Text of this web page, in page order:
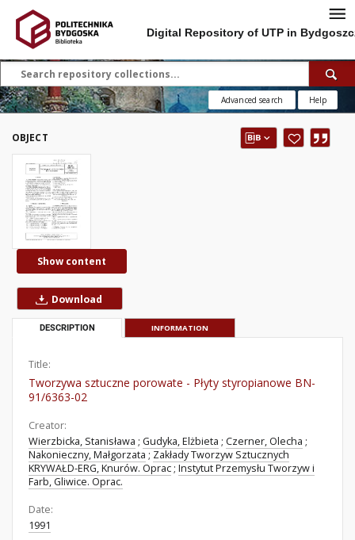
Digital Repository of UTP in
Advanced search Help
OBJECT
Show content
Download
DESCRIPTION INFORMATION
Title:
Tworzywa sztuczne porowate - Płyty styropianowe BN-
91/6363-02
Creator:
Wierzbicka, Stanisława ; Gudyka, Elżbieta ; Czerner, Olecha ;
Nakonieczny, Małgorzata ; Zakłady Tworzyw Sztucznych
KRYWAŁD-ERG, Knurów. Oprac ; Instytut Przemysłu Tworzyw i
Farb, Gliwice. Oprac.
Date:
1991